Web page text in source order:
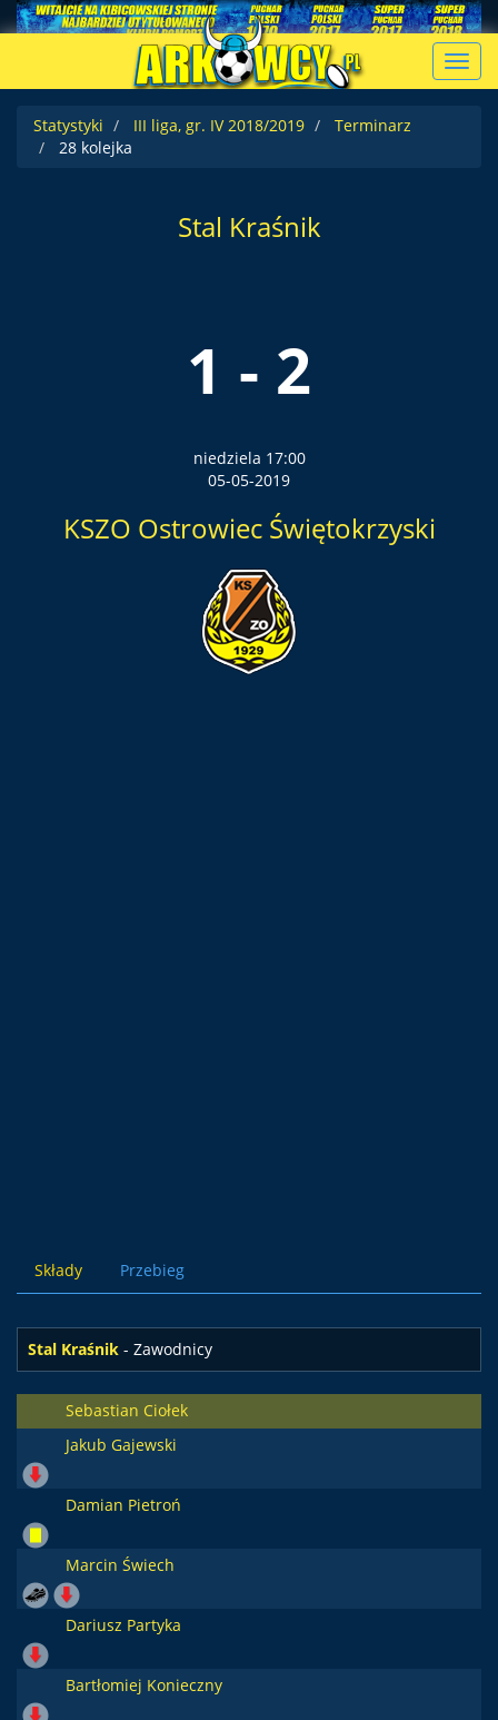
Statystyki
III liga, gr. IV 2018/2019
Terminarz
28 kolejka
Stal Kraśnik
1 - 2
niedziela 17:00
05-05-2019
KSZO Ostrowiec Świętokrzyski
Składy Przebieg
Stal Kraśnik - Zawodnicy
Sebastian Ciołek
Jakub Gajewski
Damian Pietroń
Marcin Świech
Dariusz Partyka
Bartłomiej Konieczny